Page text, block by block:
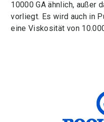
10000 GA ähnlich, außer
vorliegt. Es wird auch in
eine Viskosität von